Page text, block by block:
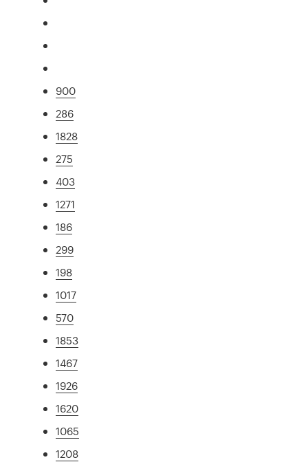
900
286
1828
275
403
1271
186
299
198
1017
570
1853
1467
1926
1620
1065
1208